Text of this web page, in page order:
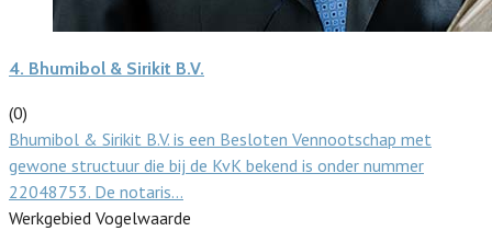
4. Bhumibol & Sirikit B.V.
(0)
Bhumibol & Sirikit B.V. is een Besloten Vennootschap met
gewone structuur die bij de KvK bekend is onder nummer
22048753. De notaris…
Werkgebied Vogelwaarde